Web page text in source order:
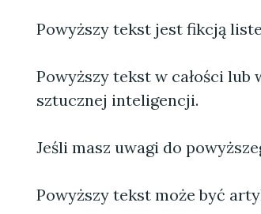
Powyższy tekst jest fikcją
Powyższy tekst w całości lub
sztucznej inteligencji.
Jeśli masz uwagi do
Powyższy tekst może być